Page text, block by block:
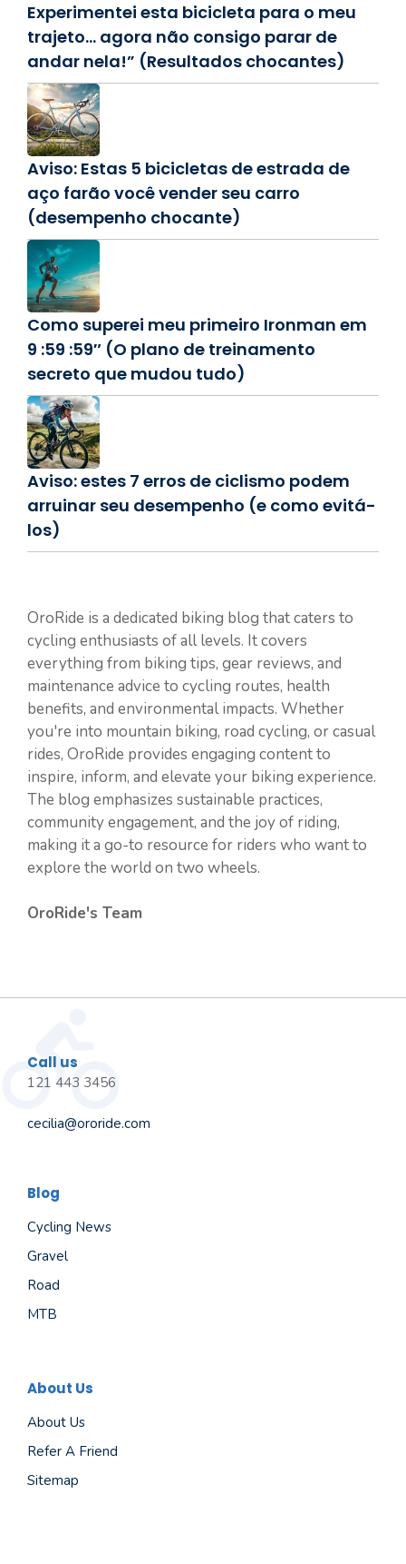
Experimentei esta bicicleta para o meu
trajeto… agora não consigo parar de
andar nela!” (Resultados chocantes)
Aviso: Estas 5 bicicletas de estrada de
aço farão você vender seu carro
(desempenho chocante)
Como superei meu primeiro Ironman em
9 :59 :59″ (O plano de treinamento
secreto que mudou tudo)
Aviso: estes 7 erros de ciclismo podem
arruinar seu desempenho (e como evitá-
los)
OroRide is a dedicated biking blog that caters to
cycling enthusiasts of all levels. It covers
everything from biking tips, gear reviews, and
maintenance advice to cycling routes, health
benefits, and environmental impacts. Whether
you're into mountain biking, road cycling, or casual
rides, OroRide provides engaging content to
inspire, inform, and elevate your biking experience.
The blog emphasizes sustainable practices,
community engagement, and the joy of riding,
making it a go-to resource for riders who want to
explore the world on two wheels.
OroRide's Team
Call us
121 443 3456
cecilia@ororide.com
Blog
Cycling News
Gravel
Road
MTB
About Us
About Us
Refer A Friend
Sitemap